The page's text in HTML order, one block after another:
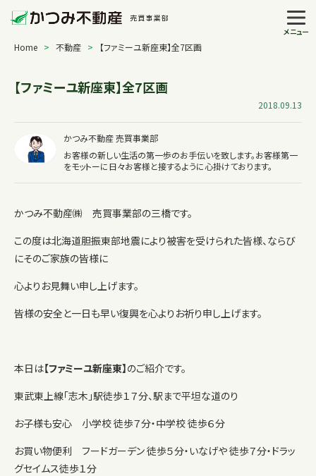
メニュー
Home > 不動産 > 【ファミーユ新座東】全7区画
【ファミーユ新座東】全7区画
2018.09.13
かつみ不動産 売買事業部
お客様の新しい生活の第一歩のお手伝いを致します。お客様第一
をモットーに日々お客様と接するように心掛けております。
かつみ不動産㈱ 売買事業部の三橋です。
この度は北海道胆振東部地震により被害を受けられた皆様、ならび
にそのご家族の皆様に
心よりお見舞い申し上げます。
皆様の安全と一日も早い復興を心よりお祈り申し上げます。
本日は【ファミーユ新座東】のご紹介です。
東武東上線「志木」駅徒歩１７分、駅まで平坦な道のり
お子様も安心 小学校 徒歩７分・中学校 徒歩６分
お買い物便利 フードガーデン 徒歩５分・いなげや 徒歩７分・ドラッ
グセイムス徒歩１分